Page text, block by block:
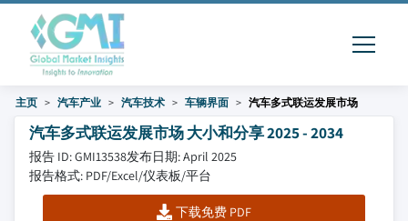
主页 汽车产业 汽车技术 车辆界面 汽车多式联运发展市场
汽车多式联运发展市场 大小和分享 2025 - 2034
报告 ID: GMI13538发布日期: April 2025
报告格式: PDF/Excel/仪表板/平台
下载免费 PDF